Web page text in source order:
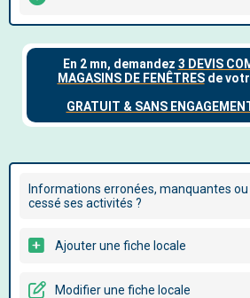
Informations erronées, manquantes
cessé ses activités ?
Ajouter une fiche locale
Modifier une fiche locale